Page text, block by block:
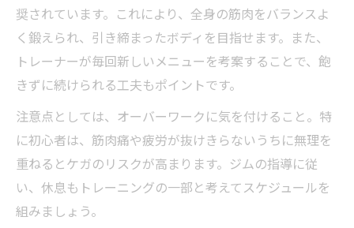
奨されています。これにより、全身の筋肉をバランスよ
く鍛えられ、引き締まったボディを目指せます。また、
トレーナーが毎回新しいメニューを考案することで、飽
きずに続けられる工夫もポイントです。
注意点としては、オーバーワークに気を付けること。特
に初心者は、筋肉痛や疲労が抜けきらないうちに無理を
重ねるとケガのリスクが高まります。ジムの指導に従
い、休息もトレーニングの一部と考えてスケジュールを
組みましょう。